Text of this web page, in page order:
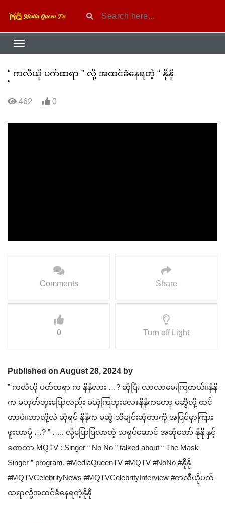
“ ကလီယို ပက်ထရာ ” လို့ အထင်ခံနေရတဲ့ “ နိုနို
“
462 0
Comments Share
0 Turn off Light
Published on August 28, 2024 by
” ကလီယို ပတ်ထရာ က နိုနိုလား …? ဆိုပြီး လာလာမေးကြတယ်။နိုနို
က မဟုတ်ဘူးပြောလည်း မယုံကြဘူးလေ။နိုနိုကတော့ မဆွိလို့ ထင်
တာပဲ။ဘာလို့လဲ ဆိုရင် နိုနိုက မဆွိ သီချင်းဆိုတာကို အပြင်မှာကြား
ဖူးတာမို့ …? ” ….. လို့ပြောပြလာတဲ့ သရုပ်ဆောင် အဆို‌တော် နိုနို နှင့်
ခဏတာ MQTV : Singer “ No No ” talked about “ The Mask
Singer ” program. #MediaQueenTV #MQTV #NoNo #နိုနို
#MQTVCelebrityNews #MQTVCelebrityInterview #ကလီယိုပက်
ထရာလို့အထင်ခံနေရတဲ့နိုနို